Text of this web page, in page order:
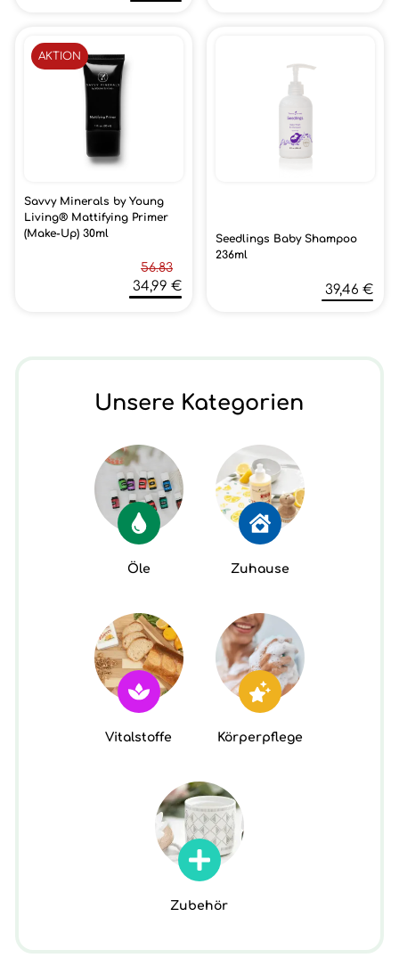
Savvy Minerals by Young
Living® Mattifying Primer
(Make-Up) 30ml
56.83
34,99 €
AKTION
Seedlings Baby Shampoo
236ml
39,46 €
Unsere Kategorien
Öle Zuhause
Vitalstoffe Körperpflege
Zubehör